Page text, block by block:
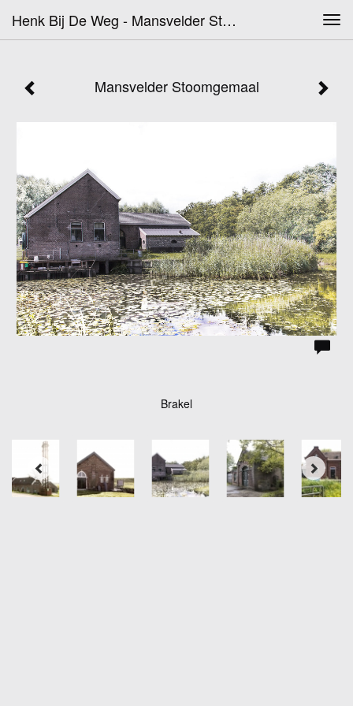
Henk Bij De Weg - Mansvelder Stoomgemaal
Mansvelder Stoomgemaal
Brakel